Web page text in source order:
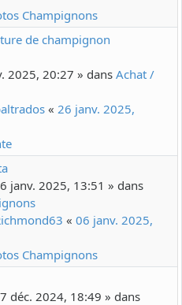
Champignons
de champignon
2025, 20:27 » dans Achat /
« 26 janv. 2025,
janv. 2025, 13:51 » dans
« 06 janv. 2025,
Champignons
déc. 2024, 18:49 » dans